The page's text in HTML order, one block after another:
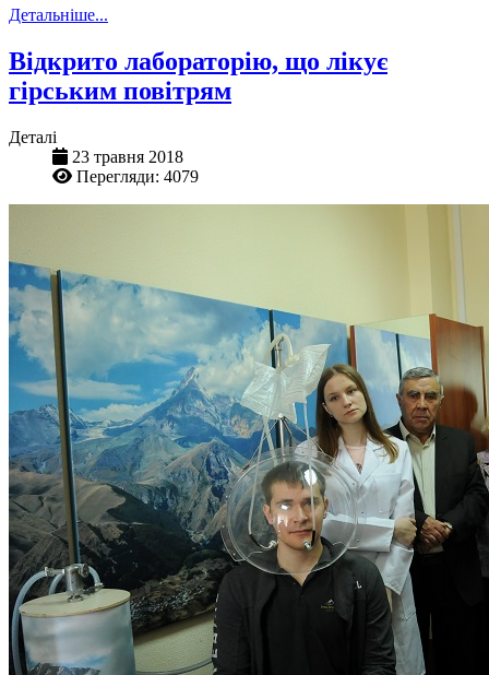
Детальніше...
Відкрито лабораторію, що лікує
гірським повітрям
Деталі
23 травня 2018
Перегляди: 4079